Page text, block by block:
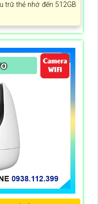
trữ thẻ nhớ đến 512GB